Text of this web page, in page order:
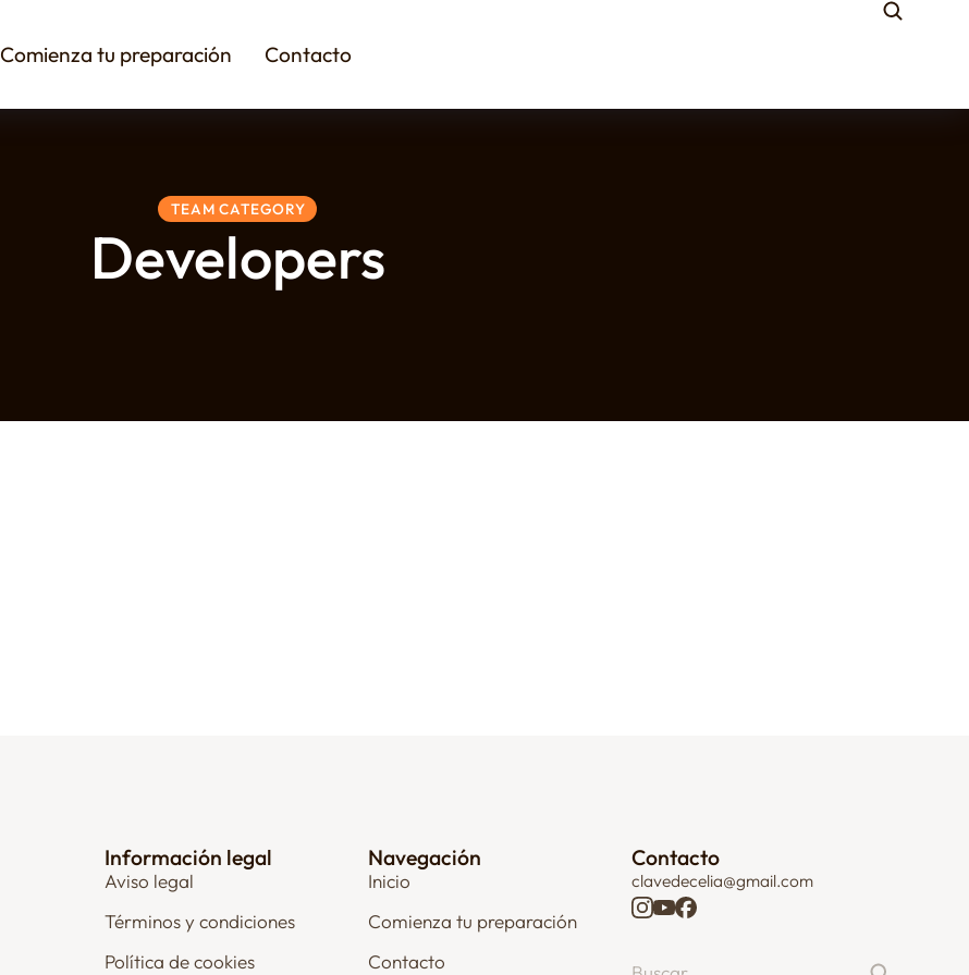
Comienza tu preparación Contacto
TEAM CATEGORY
Developers
Información legal
Aviso legal
Términos y condiciones
Política de cookies
Navegación
Inicio
Comienza tu preparación
Contacto
Contacto
clavedecelia@gmail.com